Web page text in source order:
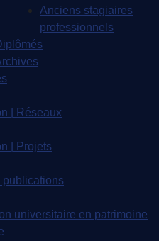
Anciens stagiaires
professionnels
| Réseaux
| Projets
publications
universitaire en patrimoine